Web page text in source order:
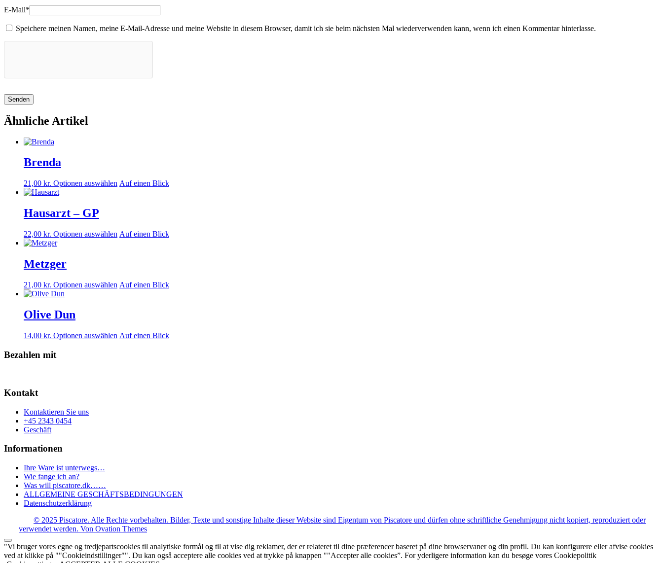
E-Mail*
Speichere meinen Namen, meine E-Mail-Adresse und meine Website in diesem Browser, damit ich sie beim nächsten Mal wiederverwenden kann, wenn ich einen Kommentar hinterlasse.
Ähnliche Artikel
Brenda
21,00 kr. Optionen auswählen Dieses
erhältlich.
der
Produktseite
Auf einen Blick
Hausarzt – GP
22,00 kr. Optionen auswählen Dieses
erhältlich.
der
Produktseite
Auf einen Blick
Metzger
21,00 kr. Optionen auswählen Dieses
erhältlich.
Auf einen Blick
Olive Dun
14,00 kr. Optionen auswählen Dieses
Auf einen Blick
Bezahlen mit
Kontakt
Kontaktieren Sie uns
+45 2343 0454
Geschäft
Informationen
Ihre Ware ist unterwegs…
Wie fange ich an?
Was will piscatore.dk……
ALLGEMEINE GESCHÄFTSBEDINGUNGEN
Datenschutzerklärung
© 2025 Piscatore. Alle Rechte vorbehalten. Bilder, Texte und sonstige Inhalte dieser Website sind Eigentum von Piscatore und dürfen ohne schriftliche Genehmigung nicht kopiert, reproduziert oder
verwendet werden. Von Ovation Themes
"Vi bruger vores egne og tredjepartscookies til analytiske formål og til at vise dig reklamer, der er relateret til dine præferencer baseret på dine browservaner og din profil. Du kan konfigurere eller afvise cookies
ved at klikke på ""Cookieindstillinger"". Du kan også acceptere alle cookies ved at trykke på knappen ""Accepter alle cookies”. For yderligere information kan du besøge vores Cookiepolitik